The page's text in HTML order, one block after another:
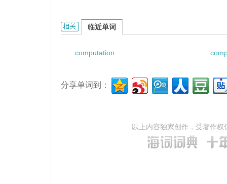
computation of reinforcement的相关资料：
临近单词
computation
分享单词到：
以上内容独家创作，受著作权